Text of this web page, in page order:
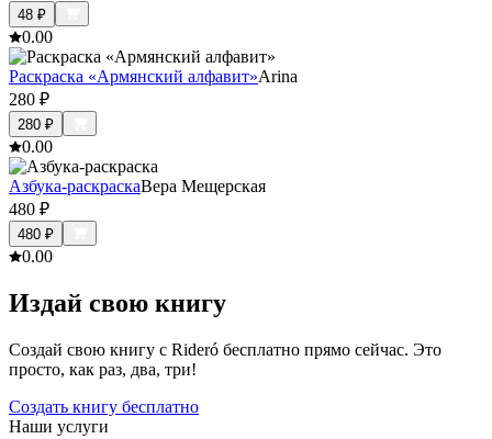
48 ₽
0.00
Раскраска «Армянский алфавит»Arina
280 ₽
280 ₽
0.00
Азбука-раскраскаВера Мещерская
480 ₽
480 ₽
0.00
Издай свою книгу
Создай свою книгу с Rideró бесплатно прямо сейчас. Это
просто, как раз, два, три!
Создать книгу бесплатно
Наши услуги